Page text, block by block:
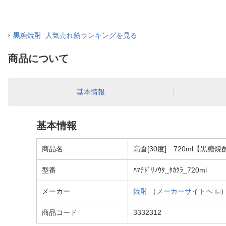
黒糖焼酎 人気売れ筋ランキングを見る
商品について
基本情報
基本情報
商品名 高倉[30度] 720ml【黒糖焼酎
型番 ﾊﾏﾁﾄﾞﾘﾉｳﾀ_ﾀｶｸﾗ_720ml
メーカー 焼酎 （ メーカーサイトへ ）
商品コード 3332312